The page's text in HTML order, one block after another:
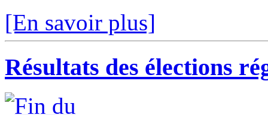
[En savoir plus]
Résultats des élections